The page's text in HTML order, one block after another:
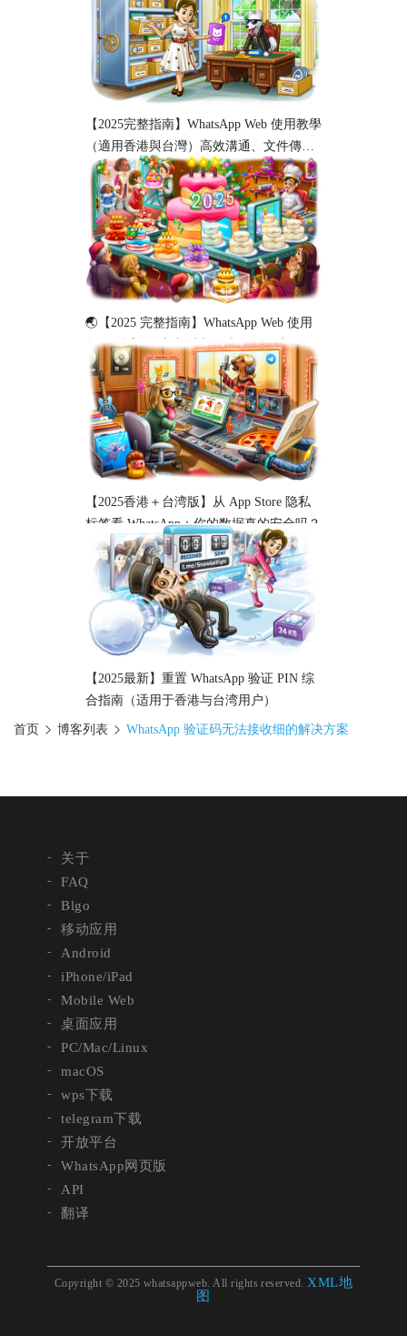
【2025完整指南】WhatsApp Web 使用教學
（適用香港與台灣）高效溝通、文件傳輸
與工作協作必備！
🌏【2025 完整指南】WhatsApp Web 使用
教程（适用于新加坡与马来西亚用户）
【2025香港＋台湾版】从 App Store 隐私
标签看 WhatsApp：你的数据真的安全吗？
【2025最新】重置 WhatsApp 验证 PIN 综
合指南（适用于香港与台湾用户）
首页 博客列表 WhatsApp 验证码无法接收细的解决方案
关于
FAQ
Blgo
移动应用
Android
iPhone/iPad
Mobile Web
桌面应用
PC/Mac/Linux
macOS
wps下载
telegram下载
开放平台
WhatsApp网页版
API
翻译
Copyright © 2025 whatsappweb. All rights reserved.XML地
图